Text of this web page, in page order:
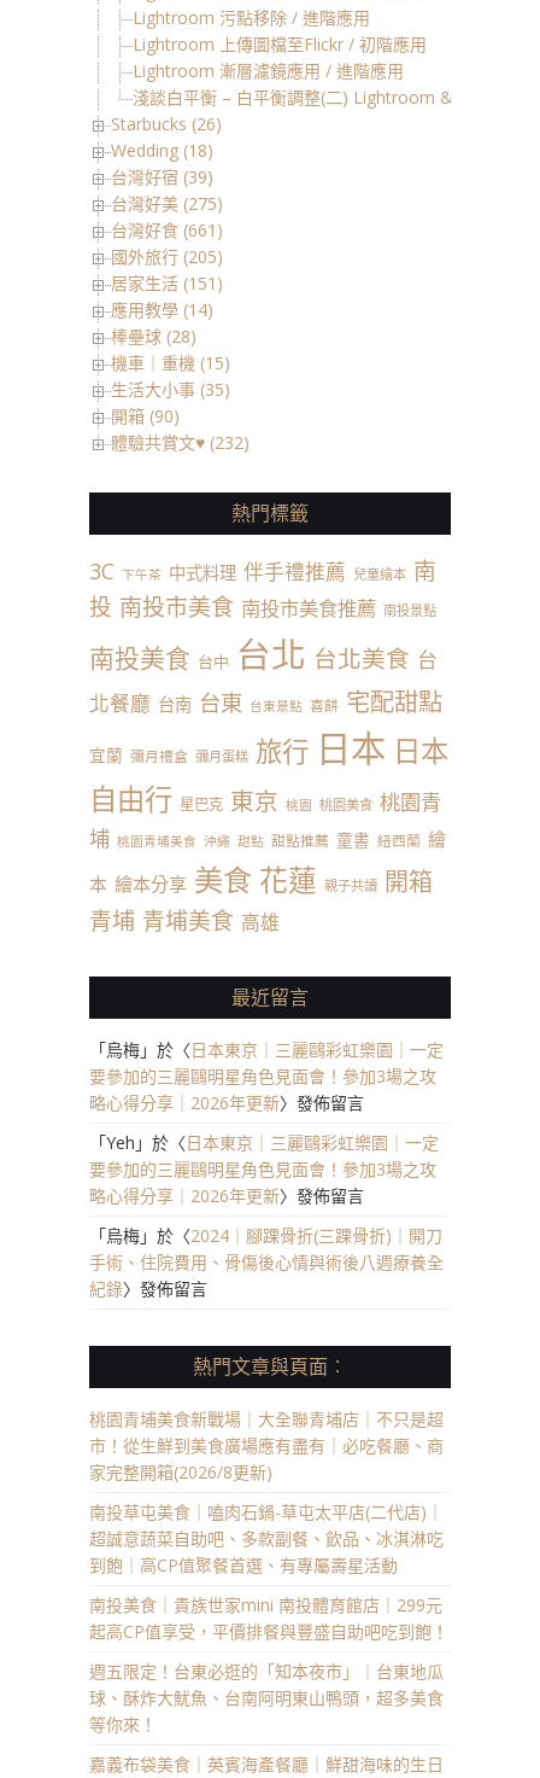
Lightroom 污點移除 / 進階應用
Lightroom 上傳圖檔至Flickr / 初階應用
Lightroom 漸層濾鏡應用 / 進階應用
淺談白平衡 – 白平衡調整(二) Lightroom & 簡單美肌
Starbucks (26)
Wedding (18)
台灣好宿 (39)
台灣好美 (275)
台灣好食 (661)
國外旅行 (205)
居家生活 (151)
應用教學 (14)
棒壘球 (28)
機車｜重機 (15)
生活大小事 (35)
開箱 (90)
體驗共賞文♥ (232)
熱門標籤
3C 下午茶 中式料理 伴手禮推薦 兒童繪本 南
投 南投市美食 南投市美食推薦 南投景點
南投美食 台中 台北 台北美食 台
北餐廳 台南 台東 台東景點 喜餅 宅配甜點
宜蘭 彌月禮盒 彌月蛋糕 旅行 日本 日本
自由行 星巴克 東京 桃園 桃園美食 桃園青
埔 桃園青埔美食 沖繩 甜點 甜點推薦 童書 紐西蘭 繪
本 繪本分享 美食 花蓮 親子共讀 開箱
青埔 青埔美食 高雄
最近留言
「烏梅」於〈日本東京｜三麗鷗彩虹樂園｜一定
要參加的三麗鷗明星角色見面會！參加3場之攻
略心得分享｜2026年更新〉發佈留言
「Yeh 」於〈日本東京｜三麗鷗彩虹樂園｜一定
要參加的三麗鷗明星角色見面會！參加3場之攻
略心得分享｜2026年更新〉發佈留言
「烏梅」於〈2024｜腳踝骨折(三踝骨折)｜開刀
手術、住院費用、骨傷後心情與術後八週療養全
紀錄〉發佈留言
熱門文章與頁面︰
桃園青埔美食新戰場｜大全聯青埔店｜不只是超
市！從生鮮到美食廣場應有盡有｜必吃餐廳、商
家完整開箱(2026/8更新)
南投草屯美食｜嗑肉石鍋-草屯太平店(二代店)｜
超誠意蔬菜自助吧、多款副餐、飲品、冰淇淋吃
到飽｜高CP值聚餐首選、有專屬壽星活動
南投美食｜貴族世家mini 南投體育館店｜299元
起高CP值享受，平價排餐與豐盛自助吧吃到飽！
週五限定！台東必逛的「知本夜市」｜台東地瓜
球、酥炸大魷魚、台南阿明東山鴨頭，超多美食
等你來！
嘉義布袋美食｜英賓海產餐廳｜鮮甜海味的生日